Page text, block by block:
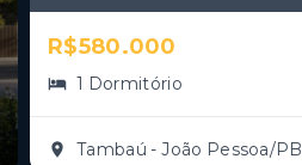
R$580.000
1 Dormitório
Tambaú - João Pessoa/PB